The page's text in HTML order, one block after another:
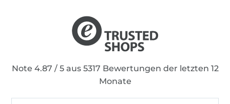
Note 4.87 / 5 aus 5317 Bewertungen der letzten 12
Monate